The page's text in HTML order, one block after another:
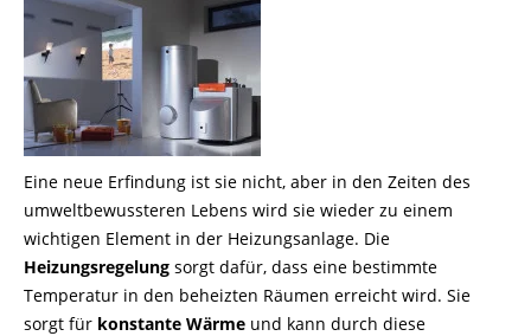
Eine neue Erfindung ist sie nicht, aber in den Zeiten des
umweltbewussteren Lebens wird sie wieder zu einem
wichtigen Element in der Heizungsanlage. Die
Heizungsregelung sorgt dafür, dass eine bestimmte
Temperatur in den beheizten Räumen erreicht wird. Sie
sorgt für konstante Wärme und kann durch diese